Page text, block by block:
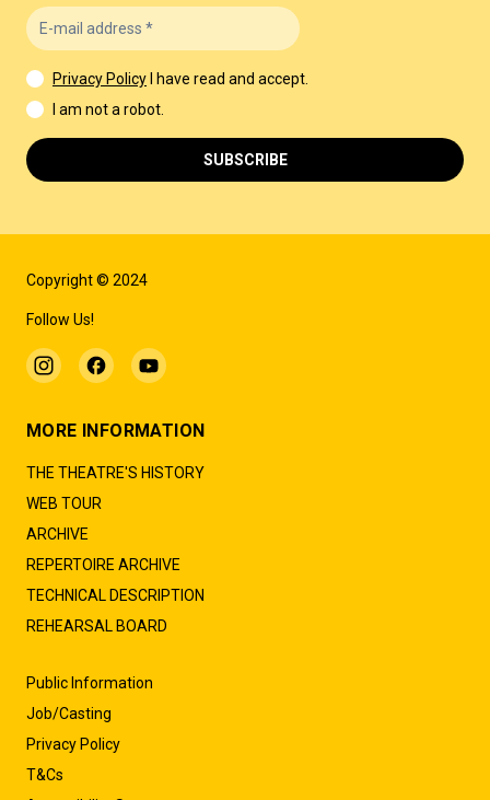
Copyright © 2024
Follow Us!
MORE INFORMATION
THE THEATRE'S HISTORY
WEB TOUR
ARCHIVE
REPERTOIRE ARCHIVE
TECHNICAL DESCRIPTION
REHEARSAL BOARD
Public Information
Job/Casting
Privacy Policy
T&Cs
Privacy Policy
I have read and accept.
I am not a robot.
SUBSCRIBE